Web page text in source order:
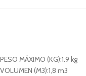
PESO MÁXIMO (KG):1.9 kg
VOLUMEN (M3):1,8 m3